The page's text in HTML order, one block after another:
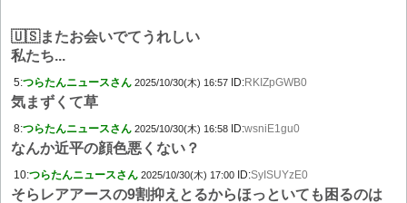
🇺🇸またお会いでてうれしい
私たち...
5:つらたんニュースさん 2025/10/30(木) 16:57 ID:RKIZpGWB0
気まずくて草
8:つらたんニュースさん 2025/10/30(木) 16:58 ID:wsniE1gu0
なんか近平の顔色悪くない？
10:つらたんニュースさん 2025/10/30(木) 17:00 ID:SyISUYzE0
そらレアアースの9割抑えとるからほっといても困るのは